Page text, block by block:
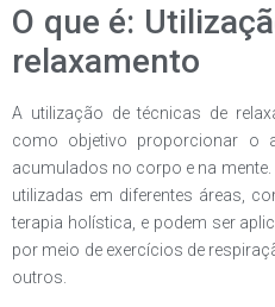
O que é:
relaxamento
A utilização de técnicas de
como objetivo proporcionar o
acumulados no corpo e na
utilizadas em diferentes áreas,
terapia holística, e podem ser
por meio de exercícios de
outros.